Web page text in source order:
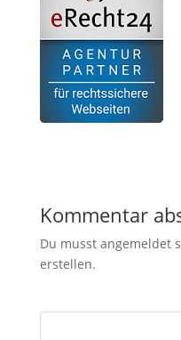
Kommentar
Du musst angemeldet
erstellen.